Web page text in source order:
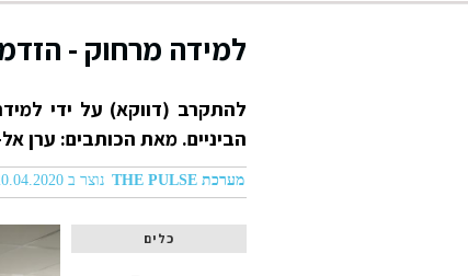
למידה מרחוק -
להתקרב (דווקא) על ידי
הביניים. מאת הכותבים: ערן
מערכת THE PULSE נוצר ב 20.04.2020 02:04
כלים